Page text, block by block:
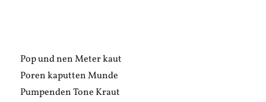
Pop und nen Meter kaut
Poren kaputten Munde
Pumpenden Tone Kraut